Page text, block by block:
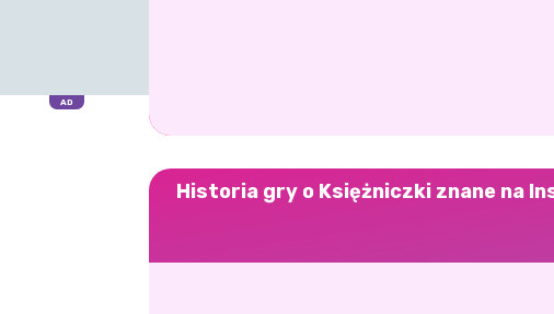
Historia gry o Księżniczki znane na